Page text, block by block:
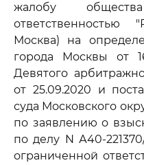
жалобу
ответственностью
Москва) на
города Москвы от
Девятого
от 25.09.2020 и
суда Московского
по заявлению о
по делу N А40-
ограниченной